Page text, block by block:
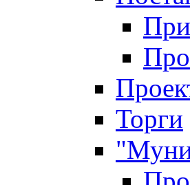
Торги